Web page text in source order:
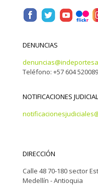
DENUNCIAS
Teléfono: +57 604
NOTIFICACIONES
DIRECCIÓN
Calle 48 70-180 sector
Medellín - Antioquia